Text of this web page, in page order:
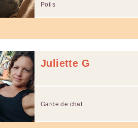
Poils
Juliette G
Garde de chat